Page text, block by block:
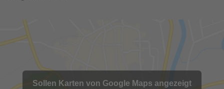
Sollen Karten von Google Maps angezeigt